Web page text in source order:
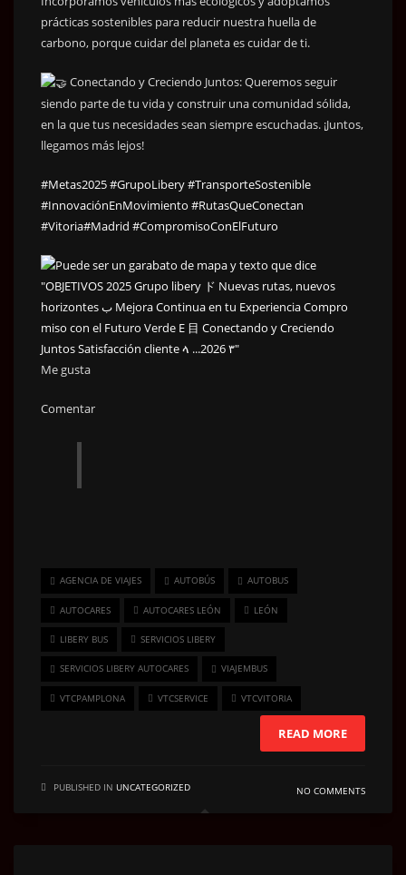
prácticas sostenibles para reducir nuestra huella de
carbono, porque cuidar del planeta es cuidar de ti.
Conectando y Creciendo Juntos: Queremos seguir
siendo parte de tu vida y construir una comunidad sólida,
en la que tus necesidades sean siempre escuchadas. ¡Juntos,
llegamos más lejos!
#Metas2025#GrupoLibery#TransporteSostenible
#InnovaciónEnMovimiento #RutasQueConectan
#Vitoria#Madrid #CompromisoConElFuturo
Me gusta
Comentar
AGENCIA DE VIAJES AUTOBÚS AUTOBUS
AUTOCARES AUTOCARES LEÓN LEÓN
LIBERY BUS SERVICIOS LIBERY
SERVICIOS LIBERY AUTOCARES VIAJEMBUS
VTCPAMPLONA VTCSERVICE VTCVITORIA
READ MORE
PUBLISHED IN UNCATEGORIZED NO COMMENTS